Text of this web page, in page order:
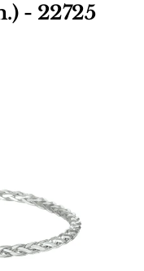
- 22725